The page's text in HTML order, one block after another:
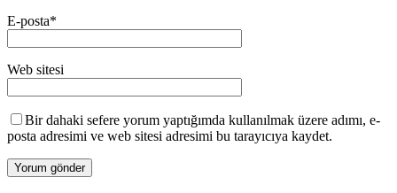
E-posta*
Web sitesi
Bir dahaki sefere yorum yaptığımda kullanılmak üzere adımı, e-
posta adresimi ve web sitesi adresimi bu tarayıcıya kaydet.